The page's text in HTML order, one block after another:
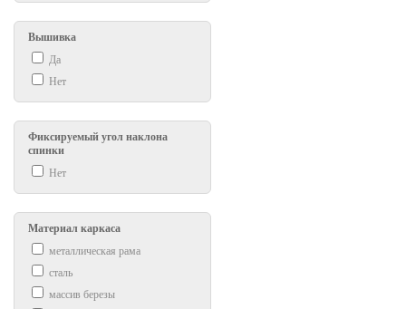
Вышивка
Да
Нет
Фиксируемый угол наклона
спинки
Нет
Материал каркаса
металлическая рама
сталь
массив березы